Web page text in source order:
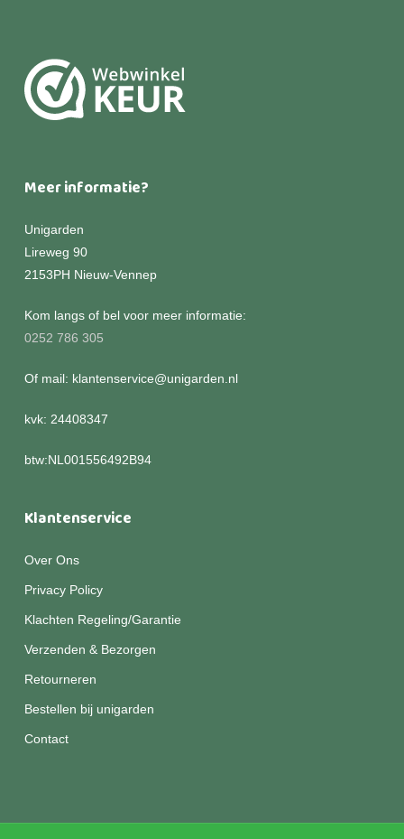
Meer informatie?
Unigarden
Lireweg 90
2153PH Nieuw-Vennep
Kom langs of bel voor meer informatie:
0252 786 305
Of mail: klantenservice@unigarden.nl
kvk: 24408347
btw:NL001556492B94
Klantenservice
Over Ons
Privacy Policy
Klachten Regeling/Garantie
Verzenden & Bezorgen
Retourneren
Bestellen bij unigarden
Contact